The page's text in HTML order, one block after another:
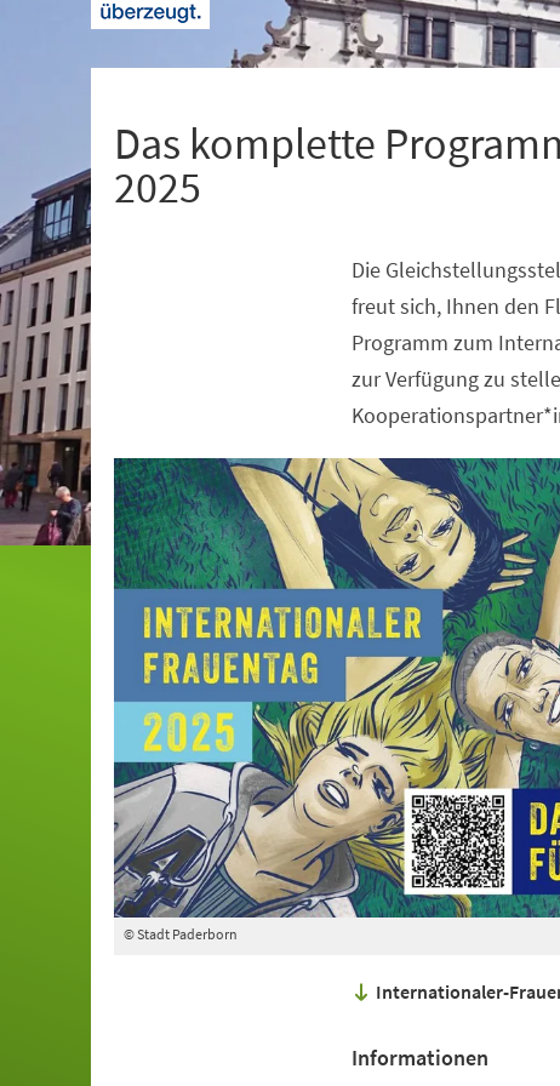
Das komplette
2025
Die
freut sich, Ihnen den
Programm zum
zur Verfügung zu
© Stadt Paderborn
Internationaler-
Informationen